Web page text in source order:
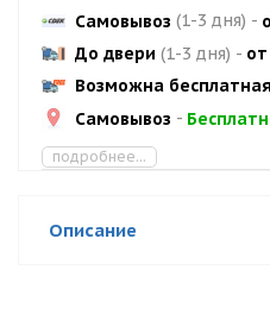
Самовывоз (1-3 дня) -
До двери (1-3 дня) -
Возможна
Самовывоз -
подробнее...
Описание